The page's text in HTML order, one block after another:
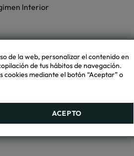
de la web, personalizar el contenido en
de tus hábitos de navegación.
cookies mediante el botón “Aceptar” o
ACEPTO
Interior